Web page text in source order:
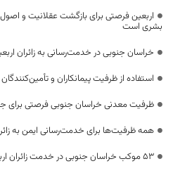
اربعین فرصتی برای بازگشت عقلانیت و
بشری است
خراسان جنوبی در خدمت‌رسانی به زائران
استفاده از ظرفیت پیمانکاران و
ظرفیت معدنی خراسان جنوبی فرصتی
همه ظرفیت‌ها برای خدمت‌رسانی ایمن به
53 موکب خراسان جنوبی در خدمت زائران اربعین